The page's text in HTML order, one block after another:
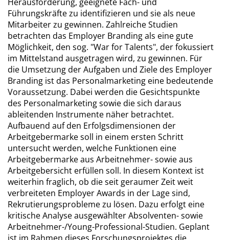
Führungskräfte zu identifizieren und sie als neue
Mitarbeiter zu gewinnen. Zahlreiche Studien
betrachten das Employer Branding als eine gute
Möglichkeit, den sog. "War for Talents", der fokussiert
im Mittelstand ausgetragen wird, zu gewinnen. Für
die Umsetzung der Aufgaben und Ziele des Employer
Branding ist das Personalmarketing eine bedeutende
Voraussetzung. Dabei werden die Gesichtspunkte
des Personalmarketing sowie die sich daraus
ableitenden Instrumente näher betrachtet.
Aufbauend auf den Erfolgsdimensionen der
Arbeitgebermarke soll in einem ersten Schritt
untersucht werden, welche Funktionen eine
Arbeitgebermarke aus Arbeitnehmer- sowie aus
Arbeitgebersicht erfüllen soll. In diesem Kontext ist
weiterhin fraglich, ob die seit geraumer Zeit weit
verbreiteten Employer Awards in der Lage sind,
Rekrutierungsprobleme zu lösen. Dazu erfolgt eine
kritische Analyse ausgewählter Absolventen- sowie
Arbeitnehmer-/Young-Professional-Studien. Geplant